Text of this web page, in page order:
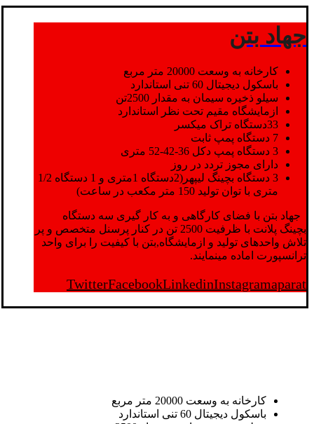
جهاد بتن
کارخانه به وسعت 20000 متر مربع
باسکول دیجیتال 60 تنی استاندارد
سیلو ذخیره سیمان به مقدار 2500تن
ازمایشگاه مقیم تحت نظر استاندارد
33دستگاه تراک میکسر
7 دستگاه پمپ ثابت
3 دستگاه پمپ دکل 36-42-52 متری
دارای مجوز تردد در روز
3 دستگاه بچینگ لیپهر(2دستگاه 1متری و 1 دستگاه 1/2
متری با توان تولید 150 متر مکعب در ساعت)
جهاد بتن با فضای کارگاهی و به کار گیری سه دستگاه
بچینگ پلانت با ظرفیت 2500 تن در کنار پرسنل متخصص و پر
تلاش واحدهای تولید و ازمایشگاه,بتن با کیفیت را برای واحد
ترانسپورت اماده مینمایند.
TwitterFacebookLinkedinInstagramaparat
کارخانه به وسعت 20000 متر مربع
باسکول دیجیتال 60 تنی استاندارد